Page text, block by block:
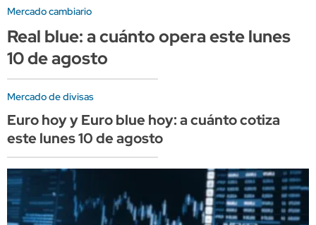
Mercado cambiario
Real blue: a cuánto opera este lunes
10 de agosto
Mercado de divisas
Euro hoy y Euro blue hoy: a cuánto cotiza
este lunes 10 de agosto